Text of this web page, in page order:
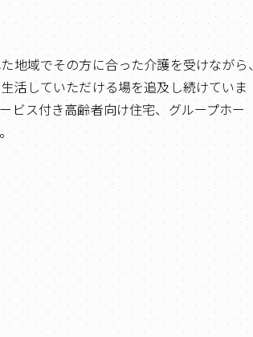
地域でその方に合った介護を受けながら、
活していただける場を追及し続けていま
ビス付き高齢者向け住宅、グループホー